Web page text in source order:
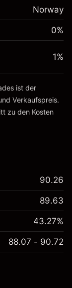
(NOK 0.05)
Norway
0%
1%
ist der
Verkaufspreis.
zu den Kosten
90.26
89.63
43.27%
88.07 - 90.72